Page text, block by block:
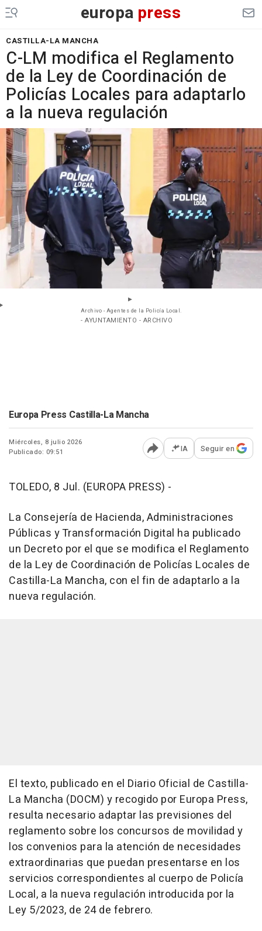
europa press
CASTILLA-LA MANCHA
C-LM modifica el Reglamento
de la Ley de Coordinación de
Policías Locales para adaptarlo
a la nueva regulación
Archivo - Agentes de la Policía Local.
- AYUNTAMIENTO - ARCHIVO
Europa Press Castilla-La Mancha
Miércoles, 8 julio 2026
Publicado: 09:51
Abrir opciones para
IA Seguir en
TOLEDO, 8 Jul. (EUROPA PRESS) -
La Consejería de Hacienda, Administraciones
Públicas y Transformación Digital ha publicado
un Decreto por el que se modifica el Reglamento
de la Ley de Coordinación de Policías Locales de
Castilla-La Mancha, con el fin de adaptarlo a la
nueva regulación.
El texto, publicado en el Diario Oficial de Castilla-
La Mancha (DOCM) y recogido por Europa Press,
resulta necesario adaptar las previsiones del
reglamento sobre los concursos de movilidad y
los convenios para la atención de necesidades
extraordinarias que puedan presentarse en los
servicios correspondientes al cuerpo de Policía
Local, a la nueva regulación introducida por la
Ley 5/2023, de 24 de febrero.